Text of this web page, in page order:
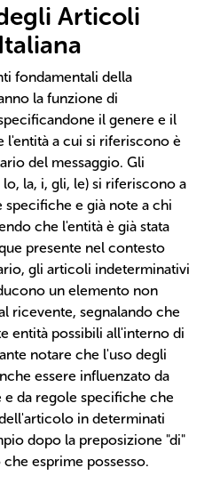
Articoli
fondamentali della
la funzione di
il genere e il
l'entità a cui si riferiscono è
del messaggio. Gli
la, i, gli, le) si riferiscono a
specifiche e già note a chi
che l'entità è già stata
presente nel contesto
gli articoli indeterminativi
un elemento non
ricevente, segnalando che
entità possibili all'interno di
notare che l'uso degli
essere influenzato da
da regole specifiche che
in determinati
dopo la preposizione "di"
esprime possesso.